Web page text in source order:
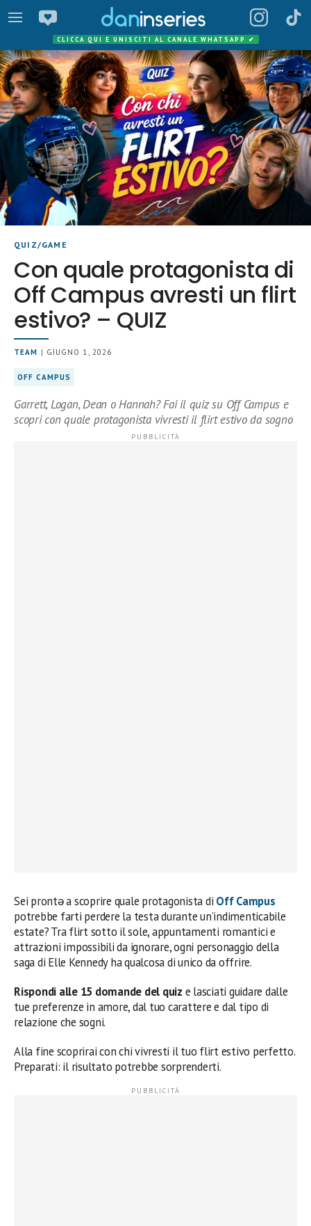
CLICCA QUI E UNISCITI AL CANALE WHATSAPP ✔
QUIZ/GAME
Con quale protagonista di
Off Campus avresti un flirt
estivo? – QUIZ
TEAM | GIUGNO 1, 2026
OFF CAMPUS
Garrett, Logan, Dean o Hannah? Fai il quiz su Off Campus e
scopri con quale protagonista vivresti il flirt estivo da sogno
Sei prontə a scoprire quale protagonista di Off Campus
potrebbe farti perdere la testa durante un’indimenticabile
estate? Tra flirt sotto il sole, appuntamenti romantici e
attrazioni impossibili da ignorare, ogni personaggio della
saga di Elle Kennedy ha qualcosa di unico da offrire.
Rispondi alle 15 domande del quiz e lasciati guidare dalle
tue preferenze in amore, dal tuo carattere e dal tipo di
relazione che sogni.
Alla fine scoprirai con chi vivresti il tuo flirt estivo perfetto.
Preparati: il risultato potrebbe sorprenderti.